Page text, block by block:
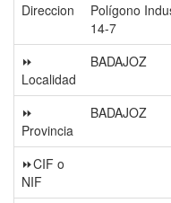
Direccion
Polígono
14-7
⏩
Localidad
BADAJOZ
⏩
Provincia
BADAJOZ
⏩CIF o
NIF